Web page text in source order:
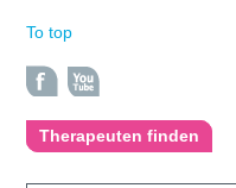
To top
Therapeuten finden